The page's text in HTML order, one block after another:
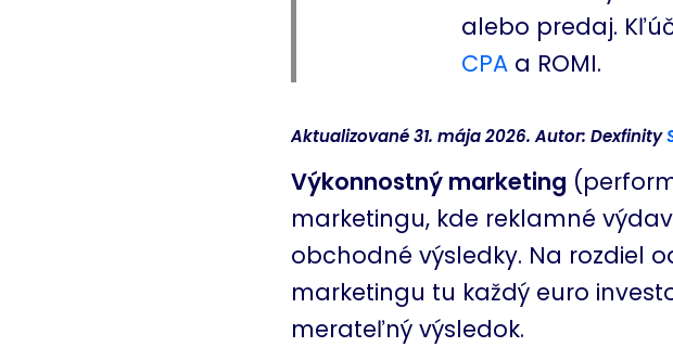
alebo predaj.
CPAa ROMI.
Aktualizované 31. mája 2026. Autor: Dexfinity
Výkonnostný marketing
marketingu, kde reklamné
obchodné výsledky. Na rozdiel
marketingu tu každý euro
merateľný výsledok.